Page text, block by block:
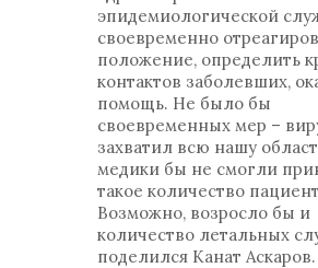
эпидемиологической
своевременно
положение, определить
контактов заболевших,
помощь. Не было бы
своевременных мер –
захватил всю нашу
медики бы не смогли
такое количество
Возможно, возросло бы и
количество летальных
поделился Канат Аскаров.